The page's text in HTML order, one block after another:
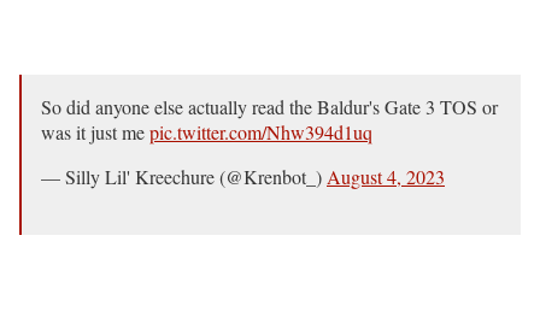
So did anyone else actually read the Baldur's Gate 3 TOS or
was it just mepic.twitter.com/Nhw394d1uq
— Silly Lil' Kreechure (@Krenbot_) August 4, 2023